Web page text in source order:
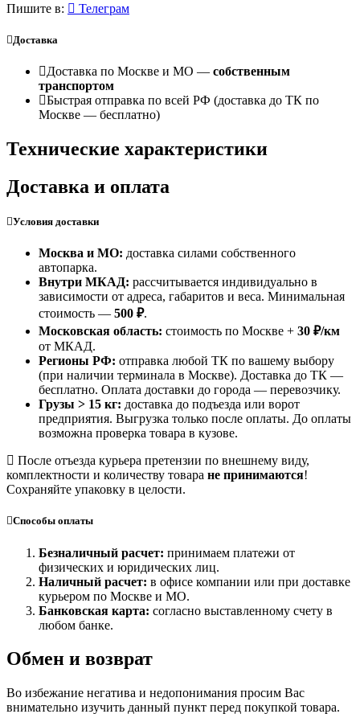
Пишите в:
Телеграм
Доставка
Доставка по Москве и МО — собственным
транспортом
Быстрая отправка по всей РФ (доставка до ТК по
Москве — бесплатно)
Технические характеристики
Доставка и оплата
Условия доставки
Москва и МО: доставка силами собственного
автопарка.
Внутри МКАД: рассчитывается индивидуально в
зависимости от адреса, габаритов и веса. Минимальная
стоимость — 500 ₽.
Московская область: стоимость по Москве + 30 ₽/км
от МКАД.
Регионы РФ: отправка любой ТК по вашему выбору
(при наличии терминала в Москве). Доставка до ТК —
бесплатно. Оплата доставки до города — перевозчику.
Грузы > 15 кг: доставка до подъезда или ворот
предприятия. Выгрузка только после оплаты. До оплаты
возможна проверка товара в кузове.
После отъезда курьера претензии по внешнему виду,
комплектности и количеству товара не принимаются!
Сохраняйте упаковку в целости.
Способы оплаты
Безналичный расчет: принимаем платежи от
физических и юридических лиц.
Наличный расчет: в офисе компании или при доставке
курьером по Москве и МО.
Банковская карта: согласно выставленному счету в
любом банке.
Обмен и возврат
Во избежание негатива и недопонимания просим Вас
внимательно изучить данный пункт перед покупкой товара.